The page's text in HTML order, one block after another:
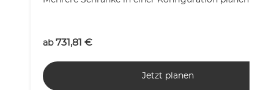
ab 731,81 €
Jetzt planen